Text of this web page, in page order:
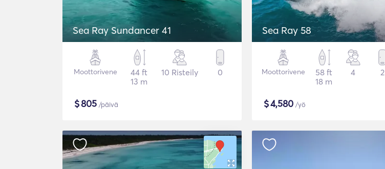
Sea Ray Sundancer 41
Moottorivene
44 ft
13 m
10 Risteily 0
$805 /päivä
Sea Ray 58
Moottorivene
58 ft
18 m
4 2
$4,580 /yö